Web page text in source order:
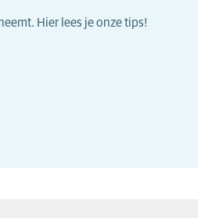
Hier lees je onze tips!